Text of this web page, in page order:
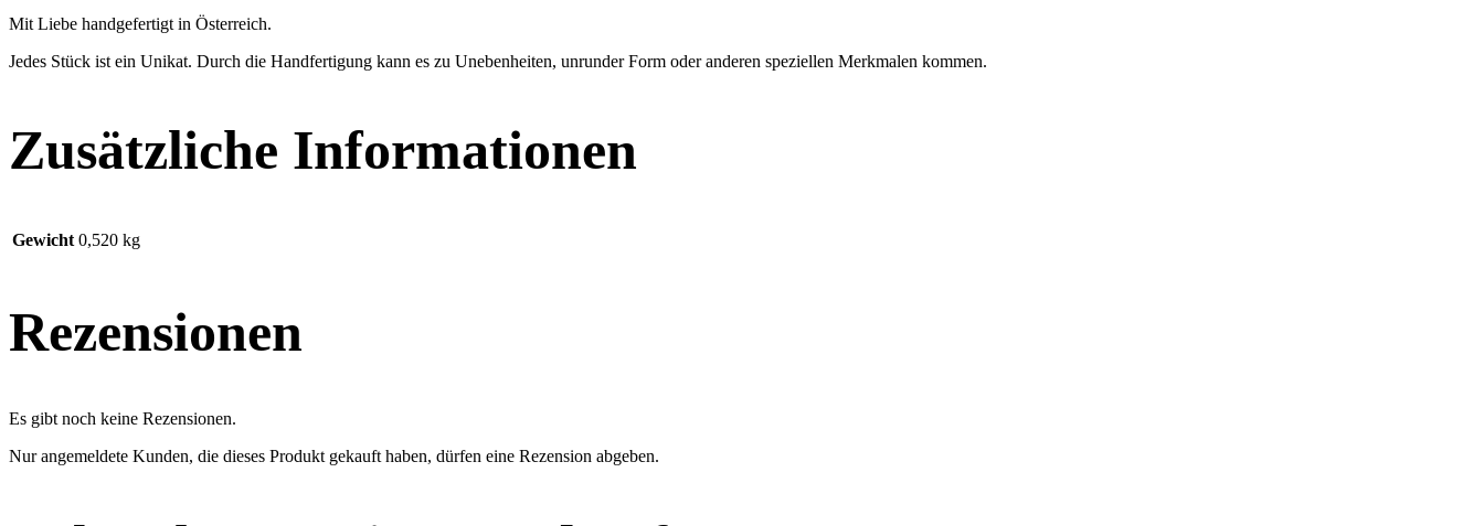
Mit Liebe handgefertigt in Österreich.
Jedes Stück ist ein Unikat. Durch die Handfertigung kann es zu Unebenheiten, unrunder Form oder anderen speziellen Merkmalen kommen.
Zusätzliche Informationen
Gewicht 0,520 kg
Rezensionen
Es gibt noch keine Rezensionen.
Nur angemeldete Kunden, die dieses Produkt gekauft haben, dürfen eine Rezension abgeben.